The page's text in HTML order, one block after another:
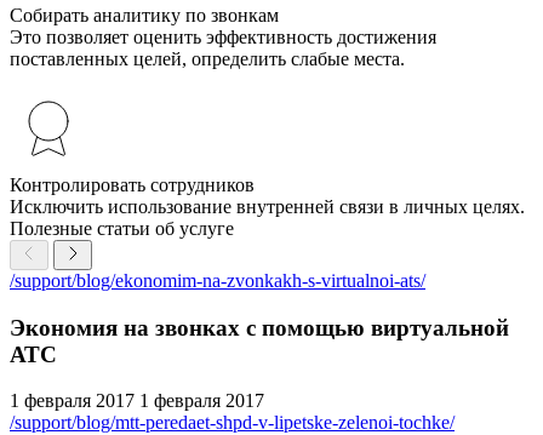
Собирать аналитику по звонкам
Это позволяет оценить эффективность достижения
поставленных целей, определить слабые места.
Контролировать сотрудников
Исключить использование внутренней связи в личных целях.
Полезные статьи об услуге
/support/blog/ekonomim-na-zvonkakh-s-virtualnoi-ats/
Экономия на звонках с помощью виртуальной
АТС
1 февраля 2017 1 февраля 2017
/support/blog/mtt-peredaet-shpd-v-lipetske-zelenoi-tochke/